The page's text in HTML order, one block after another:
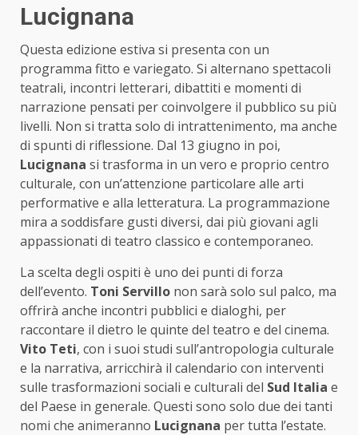
Lucignana
Questa edizione estiva si presenta con un
programma fitto e variegato. Si alternano spettacoli
teatrali, incontri letterari, dibattiti e momenti di
narrazione pensati per coinvolgere il pubblico su più
livelli. Non si tratta solo di intrattenimento, ma anche
di spunti di riflessione. Dal 13 giugno in poi,
Lucignana si trasforma in un vero e proprio centro
culturale, con un’attenzione particolare alle arti
performative e alla letteratura. La programmazione
mira a soddisfare gusti diversi, dai più giovani agli
appassionati di teatro classico e contemporaneo.
La scelta degli ospiti è uno dei punti di forza
dell’evento. Toni Servillo non sarà solo sul palco, ma
offrirà anche incontri pubblici e dialoghi, per
raccontare il dietro le quinte del teatro e del cinema.
Vito Teti, con i suoi studi sull’antropologia culturale
e la narrativa, arricchirà il calendario con interventi
sulle trasformazioni sociali e culturali del Sud Italia e
del Paese in generale. Questi sono solo due dei tanti
nomi che animeranno Lucignana per tutta l’estate.